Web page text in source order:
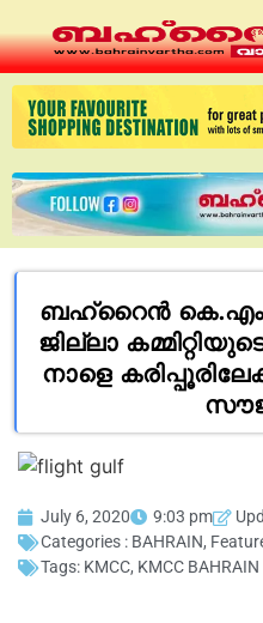
ബഹ്‌റൈന്‍
ജില്ലാ
നാളെ
July 6, 2020 9:03 pm
Categories : BAHRAIN,
Tags: KMCC, KMCC BAHRAIN